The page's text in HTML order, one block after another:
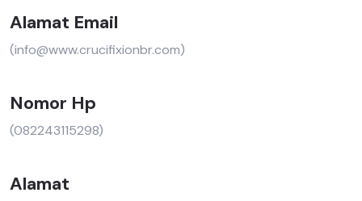
Alamat Email
(info@www.crucifixionbr.com)
Nomor Hp
(082243115298)
Alamat